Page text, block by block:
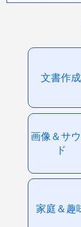
文書作成
画像＆サ
ド
家庭＆趣